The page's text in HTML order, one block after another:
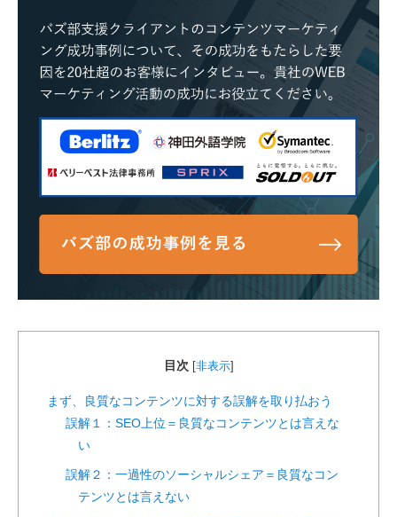
目次 [非表示]
まず、良質なコンテンツに対する誤解を取り払おう
誤解１：SEO上位＝良質なコンテンツとは言えな
い
誤解２：一過性のソーシャルシェア＝良質なコン
テンツとは言えない